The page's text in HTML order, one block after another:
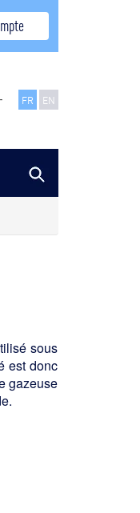
FR EN
sous
est donc
gazeuse